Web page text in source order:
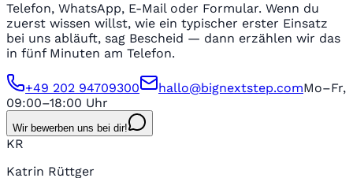
Telefon, WhatsApp, E-Mail oder Formular. Wenn du
zuerst wissen willst, wie ein typischer erster Einsatz
bei uns abläuft, sag Bescheid — dann erzählen wir das
in fünf Minuten am Telefon.
+49 202 94709300 hallo@bignextstep.comMo–Fr,
09:00–18:00 Uhr
Wir bewerben uns bei dir!
KR
Katrin Rüttger